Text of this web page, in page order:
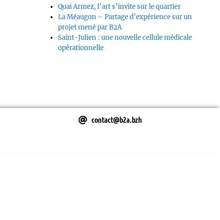
Quai Armez, l’art s’invite sur le quartier
La Méaugon – Partage d’expérience sur un
projet mené par B2A
Saint-Julien : une nouvelle cellule médicale
opérationnelle
contact@b2a.bzh